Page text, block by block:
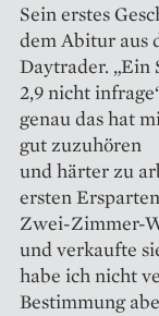
Sein erstes
dem Abitur aus
Daytrader.
2,9 nicht
genau das hat
gut zuzuhören
und härter zu
ersten
Zwei-Zimmer-
und verkaufte
habe ich nicht
Bestimmung